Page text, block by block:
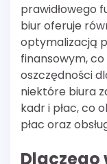
prawidłowego
biur oferuje
optymalizacją
finansowym,
oszczędności
niektóre biura
kadr i płac, co
płac oraz
Dlaczego